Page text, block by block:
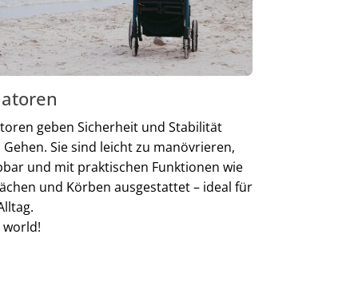
geben Sicherheit und Stabilität
Sie sind leicht zu manövrieren,
und mit praktischen Funktionen wie
und Körben ausgestattet – ideal für